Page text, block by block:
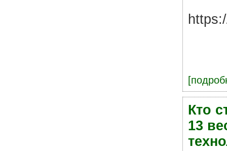
Кто
13